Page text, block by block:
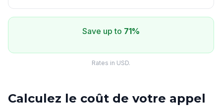
Save up to 71%
Rates in USD.
Calculez le coût de votre appel